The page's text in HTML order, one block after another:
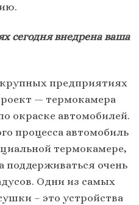
сегодня внедрена ваша
предприятиях
— термокамера
окраске автомобилей.
процесса автомобиль
термокамере,
поддерживаться очень
Одни из самых
– это устройства